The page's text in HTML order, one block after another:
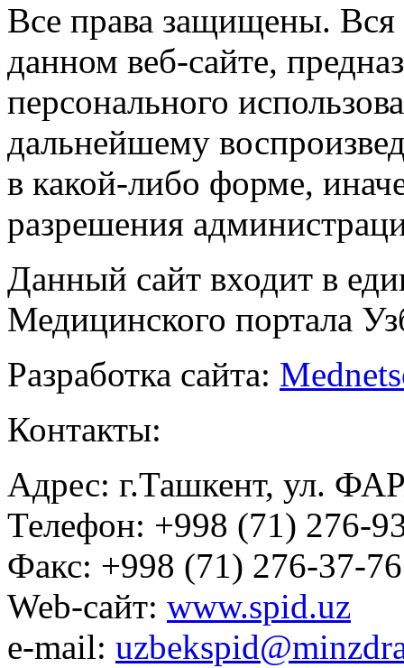
Все права защищены.
данном веб-сайте,
персонального
дальнейшему
в какой-либо форме,
разрешения
Данный сайт входит в
Медицинского портала
Разработка сайта:
Контакты:
Адрес: г.Ташкент, ул.
Телефон: +998 (71) 276-
Факс: +998 (71) 276-37-76
Web-сайт: www.spid.uz
e-mail: